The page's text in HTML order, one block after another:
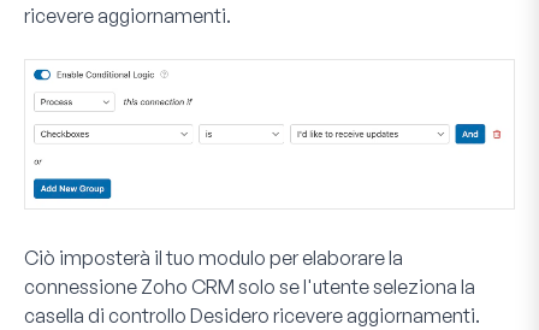
ricevere aggiornamenti.
Ciò imposterà il tuo modulo per elaborare la
connessione Zoho CRM solo se l'utente seleziona la
casella di controllo Desidero ricevere aggiornamenti.